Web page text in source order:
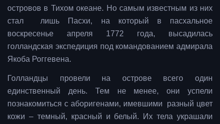
островов в Тихом океане. Но самым известным из них
стал лишь Пасхи, на который в пасхальное
воскресенье апреля 1772 года, высадилась
голландская экспедиция под командованием адмирала
Якоба Роггевена.
Голландцы провели на острове всего один
единственный день. Тем не менее, они успели
познакомиться с аборигенами, имевшими разный цвет
кожи – темный, красный и белый. Их тела украшали